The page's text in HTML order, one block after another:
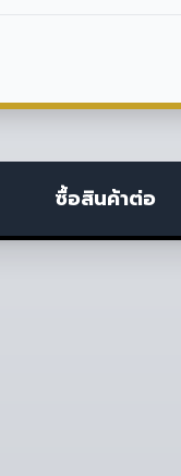
ซื้อสินค้าต่อ